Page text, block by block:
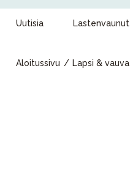
Uutisia Lastenvaunut
Aloitussivu Lapsi & vauva